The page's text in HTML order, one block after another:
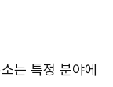
는 특정 분야에